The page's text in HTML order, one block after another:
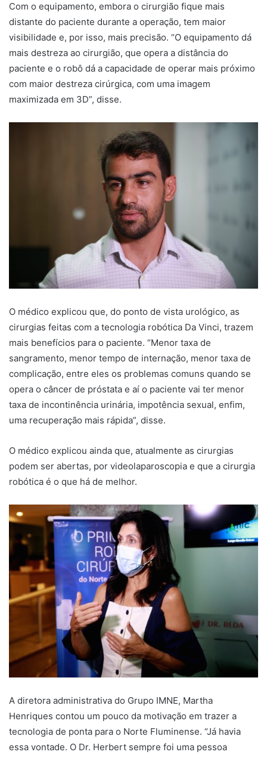
Com o equipamento, embora o cirurgião fique mais
distante do paciente durante a operação, tem maior
visibilidade e, por isso, mais precisão. “O equipamento dá
mais destreza ao cirurgião, que opera a distância do
paciente e o robô dá a capacidade de operar mais próximo
com maior destreza cirúrgica, com uma imagem
maximizada em 3D”, disse.
O médico explicou que, do ponto de vista urológico, as
cirurgias feitas com a tecnologia robótica Da Vinci, trazem
mais benefícios para o paciente. “Menor taxa de
sangramento, menor tempo de internação, menor taxa de
complicação, entre eles os problemas comuns quando se
opera o câncer de próstata e aí o paciente vai ter menor
taxa de incontinência urinária, impotência sexual, enfim,
uma recuperação mais rápida”, disse.
O médico explicou ainda que, atualmente as cirurgias
podem ser abertas, por videolaparoscopia e que a cirurgia
robótica é o que há de melhor.
A diretora administrativa do Grupo IMNE, Martha
Henriques contou um pouco da motivação em trazer a
tecnologia de ponta para o Norte Fluminense. “Já havia
essa vontade. O Dr. Herbert sempre foi uma pessoa